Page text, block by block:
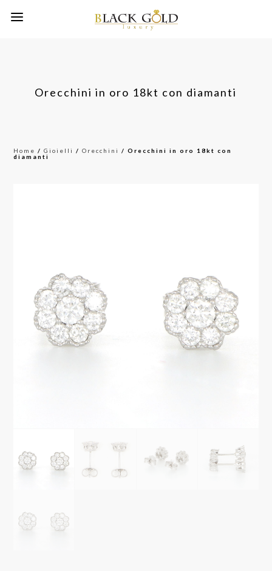
Orecchini in oro 18kt con diamanti
Home /Gioielli /Orecchini / Orecchini in oro 18kt con
diamanti